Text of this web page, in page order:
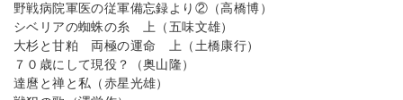
野戦病院軍医の従軍備忘録より②（高橋博）
シベリアの蜘蛛の糸 上（五味文雄）
大杉と甘粕 両極の運命 上（土橋康行）
７０歳にして現役？（奥山隆）
達麿と禅と私（赤星光雄）